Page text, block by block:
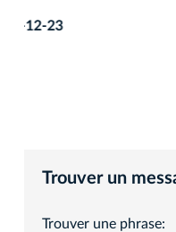
Trouver un
Trouver une phrase: